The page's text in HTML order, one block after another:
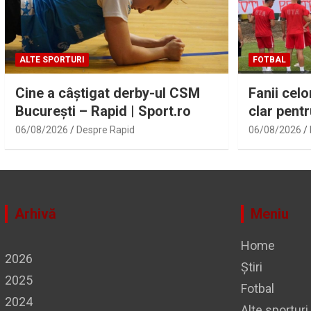
ALTE SPORTURI
Cine a câștigat derby-ul CSM
București – Rapid | Sport.ro
06/08/2026 Despre Rapid
FOTBAL
Fanii
clar
derby-ul
06/08/2026
Arhivă
2026
2025
2024
Meniu
Home
Știri
Fotbal